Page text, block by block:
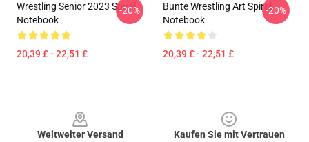
Wrestling Senior 2023 Spiral
Notebook
20,39 £ - 22,51 £
-20%
Bunte Wrestling Art Spiral
Notebook
20,39 £ - 22,51 £
-20%
Weltweiter Versand
Kaufen Sie mit Vertrauen